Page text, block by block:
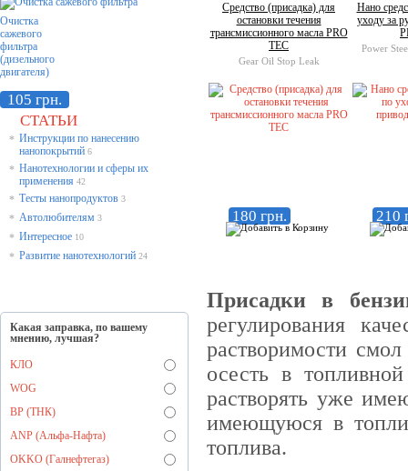
Очистка
сажевого
фильтра
(дизельного
двигателя)
105 грн.
СТАТЬИ
* Инструкции по нанесению
нанопокрытий 6
* Нанотехнологии и сферы их
применения 42
* Тесты нанопродуктов 3
* Автолюбителям 3
* Интересное 10
* Развитие нанотехнологий 24
Какая заправка, по вашему
мнению, лучшая?
КЛО
WOG
BP (ТНК)
ANP (Альфа-Нафта)
OKKO (Галнефтегаз)
Средство (присадка) для
остановки течения
трансмиссионного масла PRO
TEC
Gear Oil Stop Leak
180 грн.
Нано
уходу за
Power
210
Присадки в
регулирования
растворимости
осесть в
растворять уже
имеющуюся в
топлива.